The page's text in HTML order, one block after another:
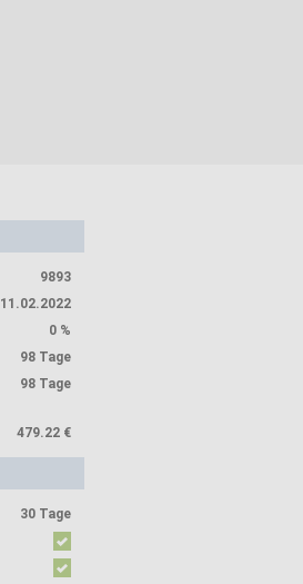
9893
11.02.2022
0 %
98 Tage
98 Tage
479.22 €
30 Tage